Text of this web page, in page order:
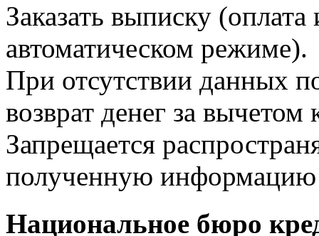
Заказать выписку
автоматическом режиме).
При отсутствии данных
возврат денег за
Запрещается
полученную информацию
Национальное бюро